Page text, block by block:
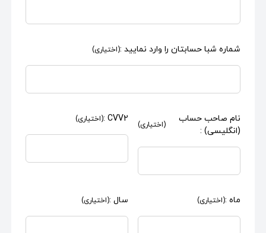
شماره شبا حسابتان را وارد نمایید :(اختیاری)
نام صاحب حساب
(انگلیسی) :
(اختیاری)
CVV2 : (اختیاری)
ماه :(اختیاری) سال :(اختیاری)